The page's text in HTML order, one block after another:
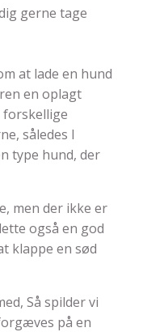
gerne tage
at lade en hund
en oplagt
forskellige
således I
type hund, der
men der ikke er
også en god
klappe en sød
Så spilder vi
på en